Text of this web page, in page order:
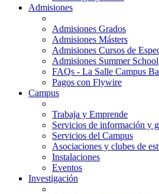
Admisiones
Admisiones Grados
Admisiones Másters
Admisiones Cursos de
Admisiones Summer School
FAQs - La Salle Campus
Pagos con Flywire
Campus
Trabaja y Emprende
Servicios de información y
Servicios del Campus
Asociaciones y clubes de
Instalaciones
Eventos
Investigación